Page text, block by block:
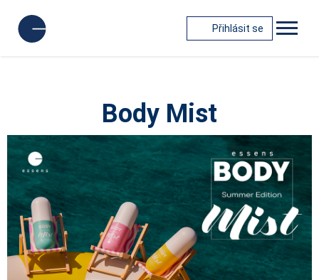
Přihlásit se
Body Mist